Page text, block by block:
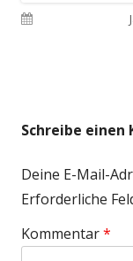
Veröffentlicht am
Schreibe einen
Deine E-Mail-
Erforderliche
Kommentar*